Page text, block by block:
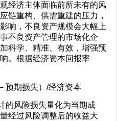
经济主体面临前所未有的风
链重构、供需重建的压力，
响，不良资产规模会大幅上
不良资产管理的市场化企
科学、精准、有效，增强预
。根据经济资本回报率
预期损失）/经济资本
的风险损失量化为当期成
经过风险调整后的收益大